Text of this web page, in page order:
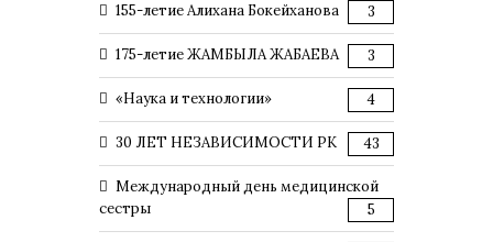
155-летие Алихана Бокейханова 3
175-летие ЖАМБЫЛА ЖАБАЕВА 3
«Наука и технологии» 4
30 ЛЕТ НЕЗАВИСИМОСТИ РК 43
Международный день медицинской
сестры
5